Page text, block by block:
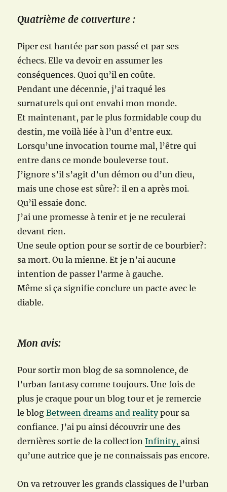
Quatrième de couverture :
Piper est hantée par son passé et par ses
échecs. Elle va devoir en assumer les
conséquences. Quoi qu’il en coûte.
Pendant une décennie, j’ai traqué les
surnaturels qui ont envahi mon monde.
Et maintenant, par le plus formidable coup du
destin, me voilà liée à l’un d’entre eux.
Lorsqu’une invocation tourne mal, l’être qui
entre dans ce monde bouleverse tout.
J’ignore s’il s’agit d’un démon ou d’un dieu,
mais une chose est sûre?: il en a après moi.
Qu’il essaie donc.
J’ai une promesse à tenir et je ne reculerai
devant rien.
Une seule option pour se sortir de ce bourbier?:
sa mort. Ou la mienne. Et je n’ai aucune
intention de passer l’arme à gauche.
Même si ça signifie conclure un pacte avec le
diable.
Mon avis:
Pour sortir mon blog de sa somnolence, de
l’urban fantasy comme toujours. Une fois de
plus je craque pour un blog tour et je remercie
le blogBetween dreams and realitypour sa
confiance. J’ai pu ainsi découvrir une des
dernières sortie de la collectionInfinity,ainsi
qu’une autrice que je ne connaissais pas encore.
On va retrouver les grands classiques de l’urban